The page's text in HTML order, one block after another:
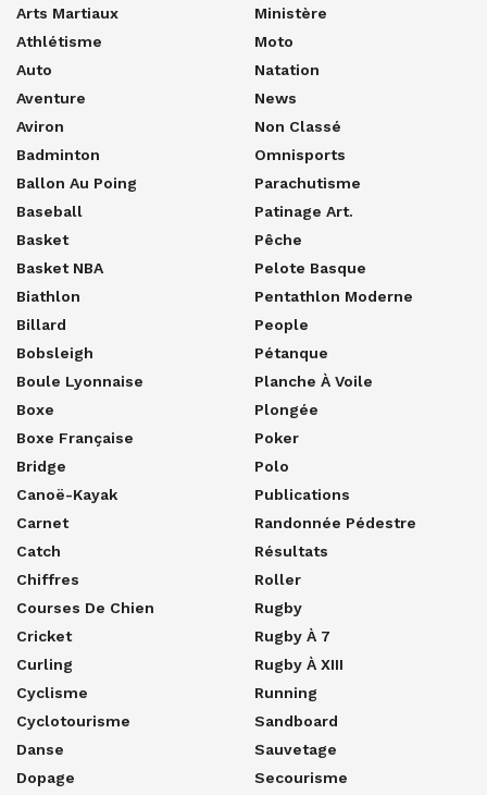
Arts Martiaux
Athlétisme
Auto
Aventure
Aviron
Badminton
Ballon Au Poing
Baseball
Basket
Basket NBA
Biathlon
Billard
Bobsleigh
Boule Lyonnaise
Boxe
Boxe Française
Bridge
Canoë-Kayak
Carnet
Catch
Chiffres
Courses De Chien
Cricket
Curling
Cyclisme
Cyclotourisme
Danse
Dopage
Ministère
Moto
Natation
News
Non Classé
Omnisports
Parachutisme
Patinage Art.
Pêche
Pelote Basque
Pentathlon Moderne
People
Pétanque
Planche À Voile
Plongée
Poker
Polo
Publications
Randonnée Pédestre
Résultats
Roller
Rugby
Rugby À 7
Rugby À XIII
Running
Sandboard
Sauvetage
Secourisme